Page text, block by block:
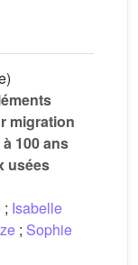
migration
100 ans
usées
; Isabelle
; Sophie